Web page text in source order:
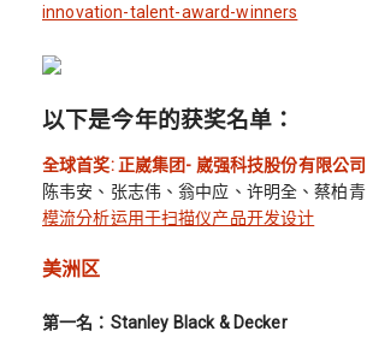
innovation-talent-award-winners
以下是今年的获奖名单：
全球首奖: 正崴集团- 崴强科技股份有限公司
陈韦安、张志伟、翁中应、许明全、蔡柏青
模流分析运用于扫描仪产品开发设计
美洲区
第一名：Stanley Black & Decker